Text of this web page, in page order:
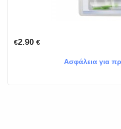
€2.90 €
Ασφάλεια για